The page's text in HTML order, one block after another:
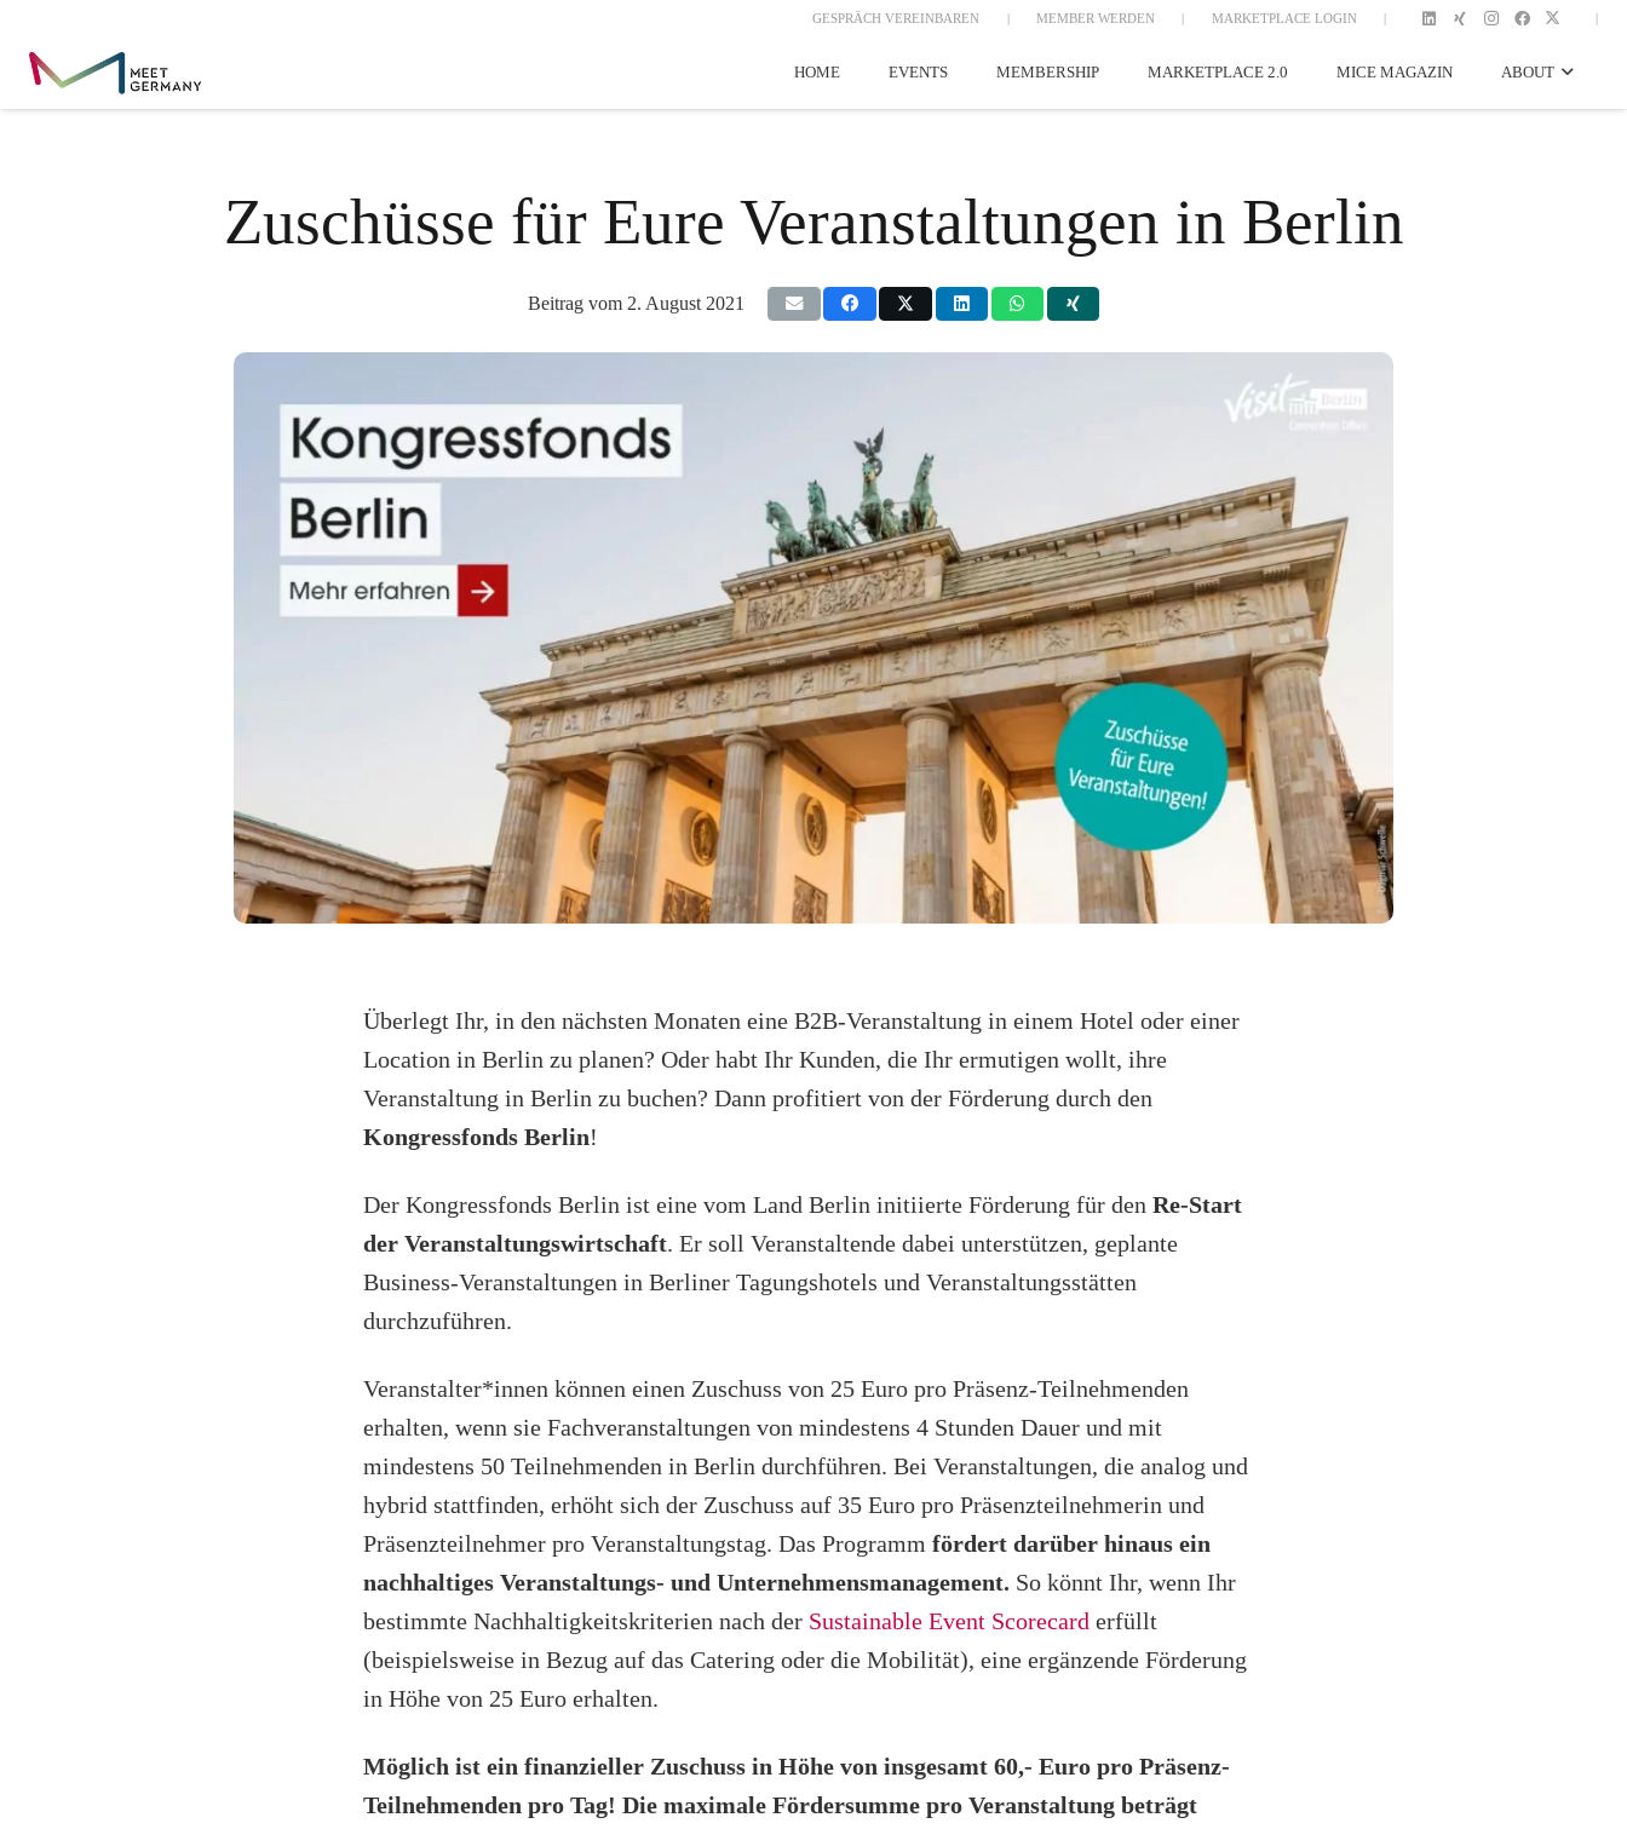
GESPRÄCH VEREINBAREN | MEMBER WERDEN | MARKETPLACE LOGIN | |
HOME EVENTS MEMBERSHIP MARKETPLACE 2.0 MICE MAGAZIN ABOUT
Zuschüsse für Eure Veranstaltungen in Berlin
Beitrag vom2. August 2021
Überlegt Ihr, in den nächsten Monaten eine B2B-Veranstaltung in einem Hotel oder einer
Location in Berlin zu planen? Oder habt Ihr Kunden, die Ihr ermutigen wollt, ihre
Veranstaltung in Berlin zu buchen? Dann profitiert von der Förderung durch den
Kongressfonds Berlin!
Der Kongressfonds Berlin ist eine vom Land Berlin initiierte Förderung für den Re-Start
der Veranstaltungswirtschaft. Er soll Veranstaltende dabei unterstützen, geplante
Business-Veranstaltungen in Berliner Tagungshotels und Veranstaltungsstätten
durchzuführen.
Veranstalter*innen können einen Zuschuss von 25 Euro pro Präsenz-Teilnehmenden
erhalten, wenn sie Fachveranstaltungen von mindestens 4 Stunden Dauer und mit
mindestens 50 Teilnehmenden in Berlin durchführen. Bei Veranstaltungen, die analog und
hybrid stattfinden, erhöht sich der Zuschuss auf 35 Euro pro Präsenzteilnehmerin und
Präsenzteilnehmer pro Veranstaltungstag. Das Programm fördert darüber hinaus ein
nachhaltiges Veranstaltungs- und Unternehmensmanagement. So könnt Ihr, wenn Ihr
bestimmte Nachhaltigkeitskriterien nach der Sustainable Event Scorecard erfüllt
(beispielsweise in Bezug auf das Catering oder die Mobilität), eine ergänzende Förderung
in Höhe von 25 Euro erhalten.
Möglich ist ein finanzieller Zuschuss in Höhe von insgesamt 60,- Euro pro Präsenz-
Teilnehmenden pro Tag! Die maximale Fördersumme pro Veranstaltung beträgt